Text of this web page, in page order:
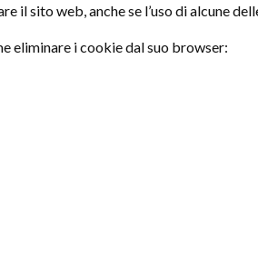
il sito web, anche se l’uso di alcune
eliminare i cookie dal suo browser: